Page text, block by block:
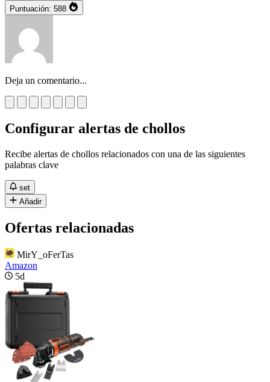
Puntuación: 588
Deja un comentario...
Configurar alertas de chollos
Recibe alertas de chollos relacionados con una de las siguientes
palabras clave
set
Añadir
Ofertas relacionadas
MirY_oFerTas
Amazon
5d